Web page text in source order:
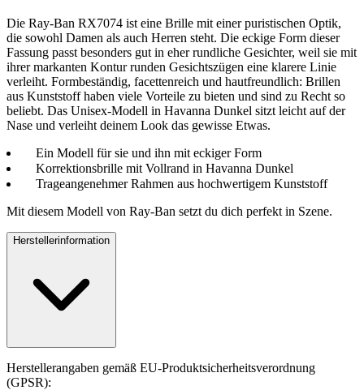
Die Ray-Ban RX7074 ist eine Brille mit einer puristischen Optik,
die sowohl Damen als auch Herren steht. Die eckige Form dieser
Fassung passt besonders gut in eher rundliche Gesichter, weil sie mit
ihrer markanten Kontur runden Gesichtszügen eine klarere Linie
verleiht. Formbeständig, facettenreich und hautfreundlich: Brillen
aus Kunststoff haben viele Vorteile zu bieten und sind zu Recht so
beliebt. Das Unisex-Modell in Havanna Dunkel sitzt leicht auf der
Nase und verleiht deinem Look das gewisse Etwas.
Ein Modell für sie und ihn mit eckiger Form
Korrektionsbrille mit Vollrand in Havanna Dunkel
Trageangenehmer Rahmen aus hochwertigem Kunststoff
Mit diesem Modell von Ray-Ban setzt du dich perfekt in Szene.
Herstellerinformation
Herstellerangaben gemäß EU-Produktsicherheitsverordnung
(GPSR):